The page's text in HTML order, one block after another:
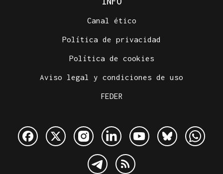
Canal ético
Política de privacidad
Política de cookies
Aviso legal y condiciones de uso
FEDER